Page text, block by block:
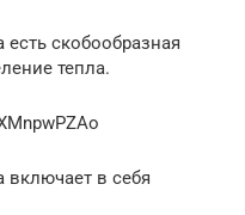
есть скобообразная
тепла.
включает в себя